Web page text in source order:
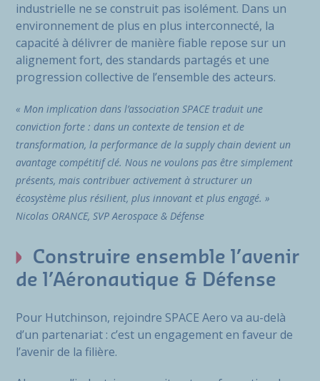
industrielle ne se construit pas isolément. Dans un
environnement de plus en plus interconnecté, la
capacité à délivrer de manière fiable repose sur un
alignement fort, des standards partagés et une
progression collective de l’ensemble des acteurs.
« Mon implication dans l’association SPACE traduit une
conviction forte : dans un contexte de tension et de
transformation, la performance de la supply chain devient un
avantage compétitif clé. Nous ne voulons pas être simplement
présents, mais contribuer activement à structurer un
écosystème plus résilient, plus innovant et plus engagé. »
Nicolas ORANCE, SVP Aerospace & Défense
Construire ensemble l’avenir
de l’Aéronautique & Défense
Pour Hutchinson, rejoindre SPACE Aero va au-delà
d’un partenariat : c’est un engagement en faveur de
l’avenir de la filière.